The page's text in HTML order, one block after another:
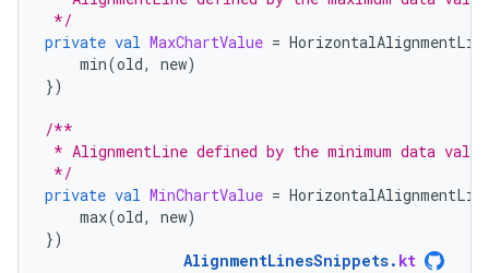
*/
private val MaxChartValue =
min(old, new)
})
/**
* AlignmentLine defined by the minimum data
*/
private val MinChartValue =
max(old, new)
})
AlignmentLinesSnippets. kt